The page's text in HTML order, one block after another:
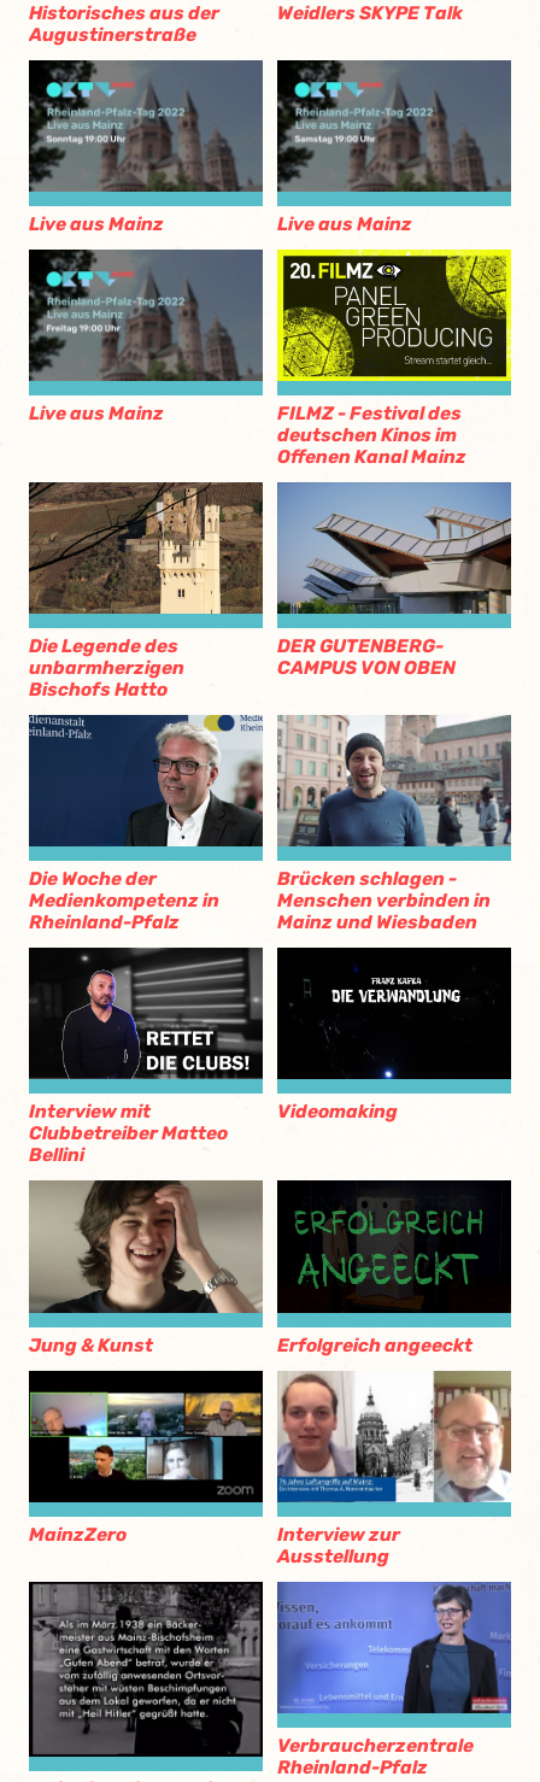
Historisches aus der
Augustinerstraße
Weidlers SKYPE Talk
Live aus Mainz Live aus Mainz
Live aus Mainz
FILMZ - Festival des
deutschen Kinos im
Offenen Kanal Mainz
Die Legende des
unbarmherzigen
Bischofs Hatto
DER GUTENBERG-
CAMPUS VON OBEN
Die Woche der
Medienkompetenz in
Rheinland-Pfalz
Brücken schlagen -
Menschen verbinden in
Mainz und Wiesbaden
Interview mit
Clubbetreiber Matteo
Bellini
Videomaking
Jung & Kunst Erfolgreich angeeckt
MainzZero
Interview zur
Ausstellung
Verbraucherzentrale
Rheinland-Pfalz